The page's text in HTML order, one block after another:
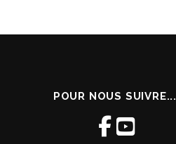
POUR NOUS SUIVRE...